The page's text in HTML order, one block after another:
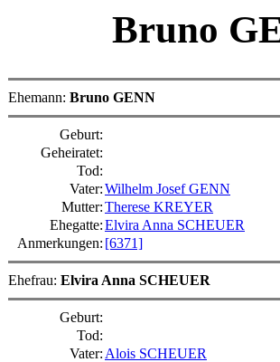
Bruno
Ehemann: Bruno GENN
Geburt:
Geheiratet:
Tod:
Vater:Wilhelm Josef GENN
Mutter:Therese KREYER
Ehegatte:Elvira Anna SCHEUER
Anmerkungen: [6371]
Ehefrau: Elvira Anna SCHEUER
Geburt:
Tod:
Vater: Alois SCHEUER